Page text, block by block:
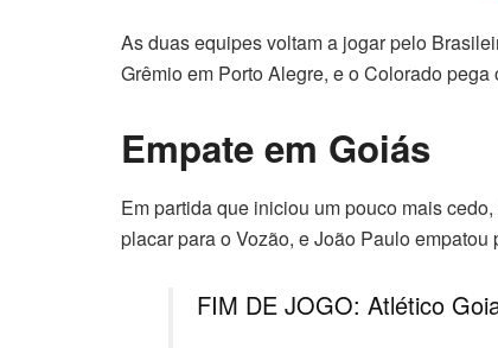
As duas equipes voltam a jogar pelo
Grêmio em Porto Alegre, e o Colorado
Empate em Goiás
Em partida que iniciou um pouco mais
placar para o Vozão, e João Paulo empatou
FIM DE JOGO: Atlético